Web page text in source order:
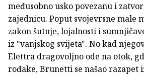
međusobno usko povezanu i
zajednicu. Poput svojevrsne male
zakon šutnje, lojalnosti i
iz "vanjskog svijeta". No kad
Elettra dragovoljno ode na otok,
rođake, Brunetti se našao razapet